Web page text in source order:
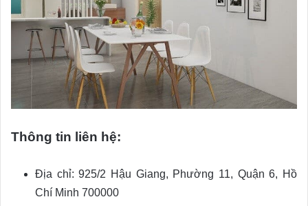
Thông tin liên hệ:
Địa chỉ: 925/2 Hậu Giang, Phường 11, Quận 6, Hồ
Chí Minh 700000